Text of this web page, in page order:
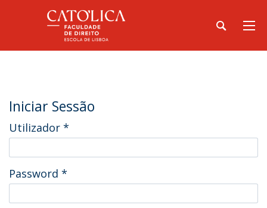
Iniciar Sessão
Utilizador *
Password *